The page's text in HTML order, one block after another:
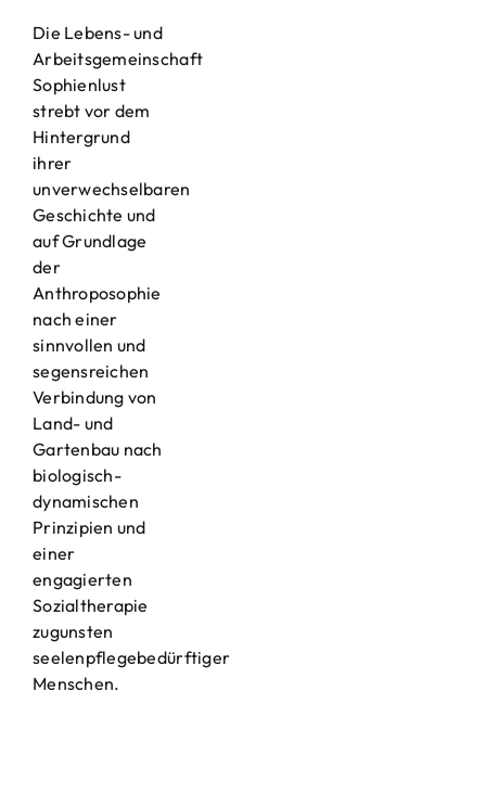
Die Lebens- und
Arbeitsgemeinschaft
Sophienlust
strebt vor dem
Hintergrund
ihrer
unverwechselbaren
Geschichte und
auf Grundlage
der
Anthroposophie
nach einer
sinnvollen und
segensreichen
Verbindung von
Land- und
Gartenbau nach
biologisch-
dynamischen
Prinzipien und
einer
engagierten
Sozialtherapie
zugunsten
seelenpflegebedürftiger
Menschen.